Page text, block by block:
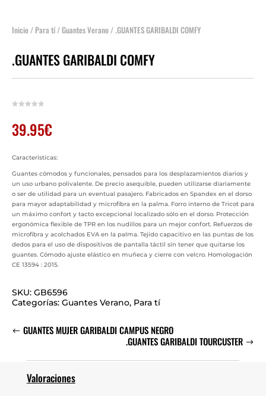
Inicio / Para tí/Guantes Verano / .GUANTES GARIBALDI COMFY
.GUANTES GARIBALDI COMFY
39.95€
Características:
Guantes cómodos y funcionales, pensados para los desplazamientos diarios y
un uso urbano polivalente. De precio asequible, pueden utilizarse diariamente
o ser de utilidad para un eventual pasajero. Fabricados en Spandex en el dorso
para mayor adaptabilidad y microfibra en la palma. Forro interno de Tricot para
un máximo confort y tacto excepcional localizado sólo en el dorso. Protección
ergonómica flexible de TPR en los nudillos para un mejor confort. Refuerzos de
microfibra y acolchados EVA en la palma. Tejido capacitivo en las puntas de los
dedos para el uso de dispositivos de pantalla táctil sin tener que quitarse los
guantes. Cómodo ajuste elástico en muñeca y cierre con velcro. Homologación
CE 13594 : 2015.
SKU: GB6596
Categorías: Guantes Verano, Para tí
GUANTES MUJER GARIBALDI CAMPUS NEGRO
.GUANTES GARIBALDI TOURCUSTER
Valoraciones